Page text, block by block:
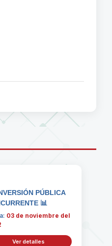
PÚBLICA
📊
03 de noviembre del
Ver detalles